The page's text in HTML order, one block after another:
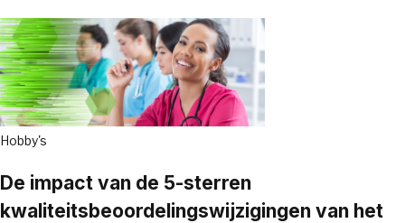
Hobby's
De impact van de 5-sterren
kwaliteitsbeoordelingswijzigingen van het